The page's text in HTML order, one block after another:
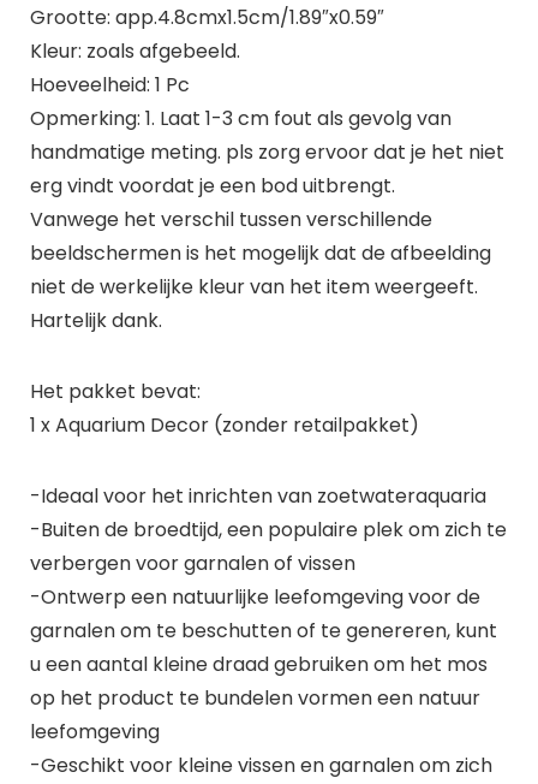
Grootte: app.4.8cmx1.5cm/1.89″x0.59″
Kleur: zoals afgebeeld.
Hoeveelheid: 1 Pc
Opmerking: 1. Laat 1-3 cm fout als gevolg van
handmatige meting. pls zorg ervoor dat je het niet
erg vindt voordat je een bod uitbrengt.
Vanwege het verschil tussen verschillende
beeldschermen is het mogelijk dat de afbeelding
niet de werkelijke kleur van het item weergeeft.
Hartelijk dank.
Het pakket bevat:
1 x Aquarium Decor (zonder retailpakket)
-Ideaal voor het inrichten van zoetwateraquaria
-Buiten de broedtijd, een populaire plek om zich te
verbergen voor garnalen of vissen
-Ontwerp een natuurlijke leefomgeving voor de
garnalen om te beschutten of te genereren, kunt
u een aantal kleine draad gebruiken om het mos
op het product te bundelen vormen een natuur
leefomgeving
-Geschikt voor kleine vissen en garnalen om zich